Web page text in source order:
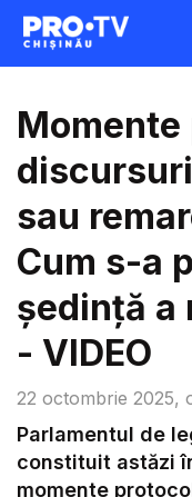
22 octombrie 2025,
sau
Cum s-a
ședință a
- VIDEO
Parlamentul de
constituit astăzi
momente